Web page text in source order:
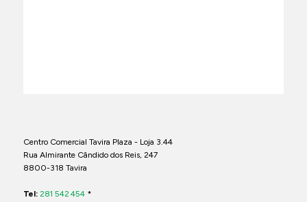
Centro Comercial Tavira Plaza - Loja 3.44
Rua Almirante Cândido dos Reis, 247
8800-318 Tavira
Tel: 281 542 454*